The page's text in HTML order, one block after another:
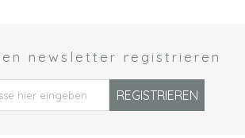
newsletter registrieren
REGISTRIEREN